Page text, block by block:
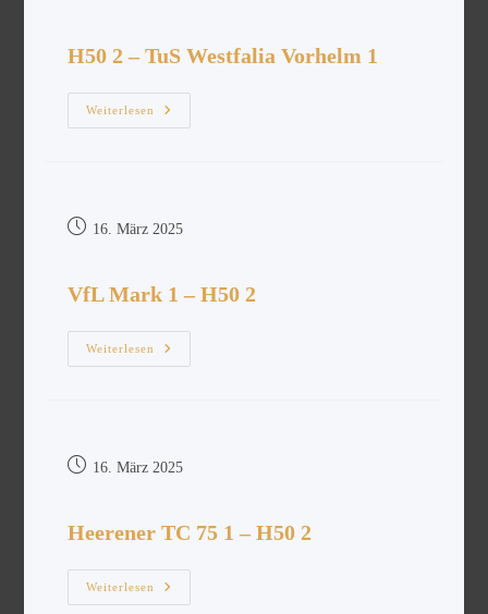
H50 2 – TuS Westfalia Vorhelm 1
Weiterlesen
16. März 2025
VfL Mark 1 – H50 2
Weiterlesen
16. März 2025
Heerener TC 75 1 – H50 2
Weiterlesen